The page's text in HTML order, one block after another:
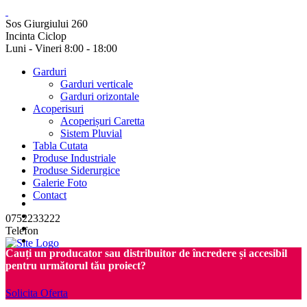
Sos Giurgiului 260
Incinta Ciclop
Luni - Vineri 8:00 - 18:00
Garduri
Garduri verticale
Garduri orizontale
Acoperisuri
Acoperișuri Caretta
Sistem Pluvial
Tabla Cutata
Produse Industriale
Produse Siderurgice
Galerie Foto
Contact
0752233222
Telefon
Cauți un producator sau distribuitor de încredere și accesibil
pentru următorul tău proiect?
Solicita Oferta